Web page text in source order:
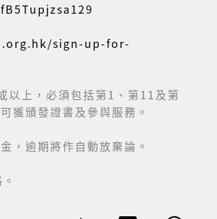
sign-up-for-
以上，必須包括第1、第11及第
獲頒發證書及參與服務。
，逾期將作自動放棄論。